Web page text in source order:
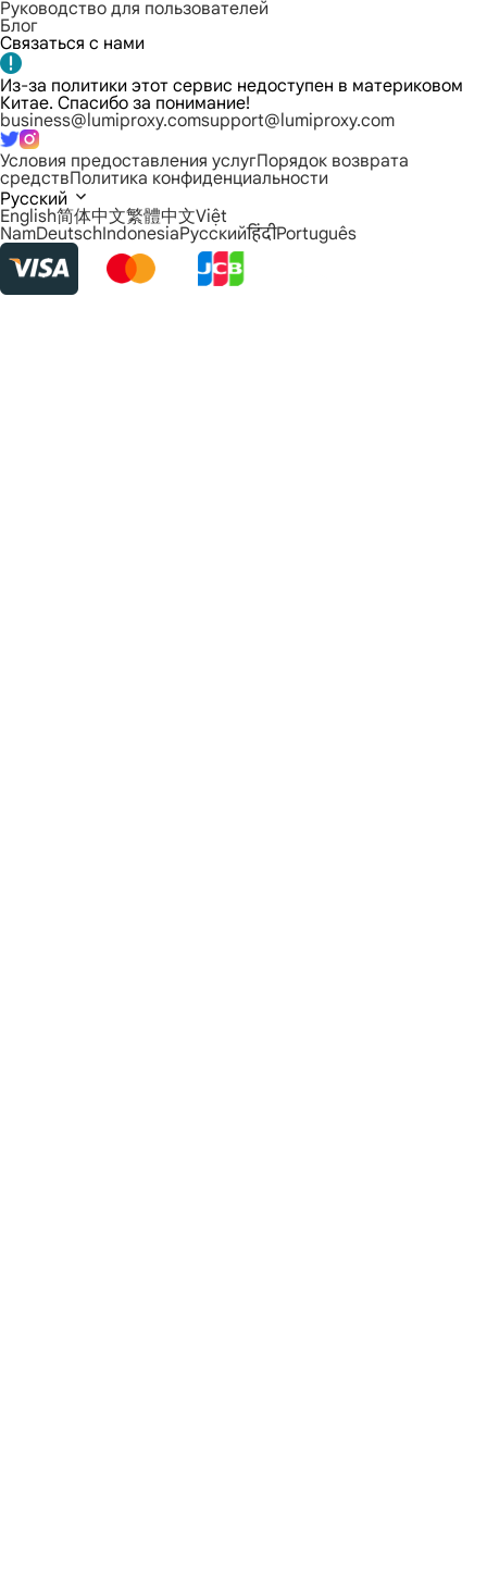
Руководство для пользователей
Блог
Связаться с нами
Из-за политики этот сервис недоступен в материковом
Китае. Спасибо за понимание!
business@lumiproxy.comsupport@lumiproxy.com
Условия предоставления услугПорядок возврата
средствПолитика конфиденциальности
Русский
English简体中文繁體中文Việt
NamDeutschIndonesiaРусскийहिंदीPortuguês